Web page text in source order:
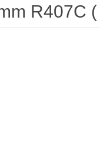
R407C